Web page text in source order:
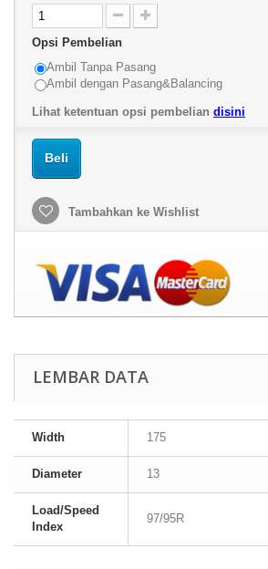
Opsi Pembelian
Ambil Tanpa Pasang
Ambil dengan Pasang&Balancing
Lihat ketentuan opsi pembelian disini
Beli
Tambahkan ke Wishlist
LEMBAR DATA
Width 175
Diameter 13
Load/Speed
Index
97/95R